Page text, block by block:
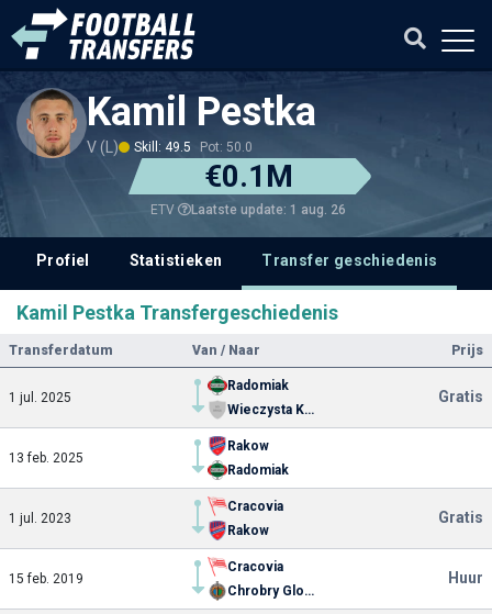
Kamil Pestka
V (L) Skill: 49.5 Pot: 50.0
€0.1M
ETV Laatste update: 1 aug. 26
Profiel Statistieken Transfer geschiedenis
Kamil Pestka Transfergeschiedenis
Transferdatum Van / Naar Prijs
1 jul. 2025
Radomiak
Wieczysta Krakow
Gratis
13 feb. 2025
Rakow
Radomiak
1 jul. 2023
Cracovia
Rakow
Gratis
15 feb. 2019
Cracovia
Chrobry Glogow
Huur